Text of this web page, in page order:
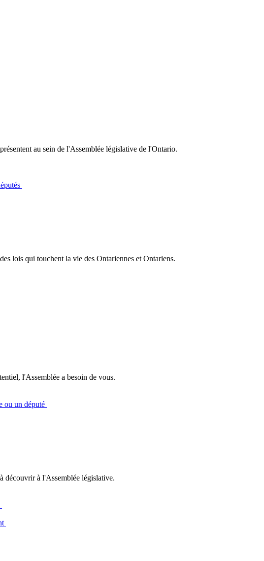
au sein de l'Assemblée législative de l'Ontario.
lois qui touchent la vie des Ontariennes et Ontariens.
l'Assemblée a besoin de vous.
ou un député
découvrir à l'Assemblée législative.